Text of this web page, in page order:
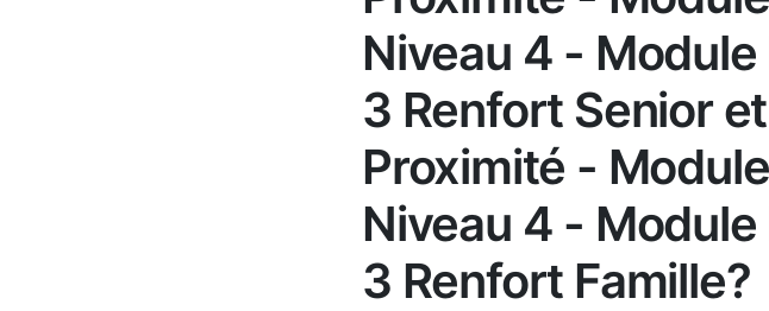
Niveau 4 -
3 Renfort Senior
Proximité -
Niveau 4 -
3 Renfort Famille?